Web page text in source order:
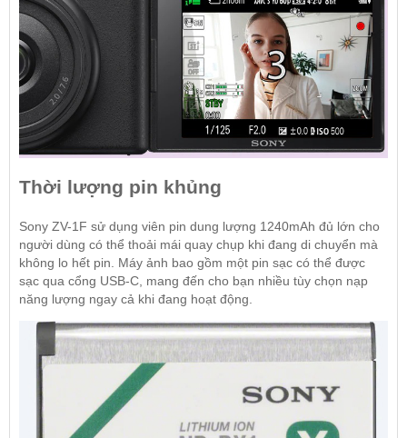
Thời lượng pin khủng
Sony ZV-1F sử dụng viên pin dung lượng 1240mAh đủ lớn cho
người dùng có thể thoải mái quay chụp khi đang di chuyển mà
không lo hết pin. Máy ảnh bao gồm một pin sạc có thể được
sạc qua cổng USB-C, mang đến cho bạn nhiều tùy chọn nạp
năng lượng ngay cả khi đang hoạt động.